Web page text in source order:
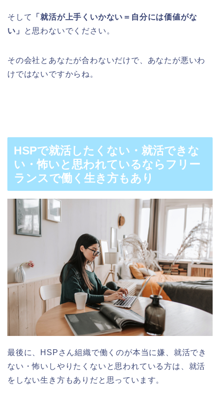
そして
「就活が上手くいかない＝自分には価値がな
い」
と思わないでください。
その会社とあなたが合わないだけで、あなたが悪いわ
けではないですからね。
HSPで就活したくない・就活できな
い・怖いと思われているならフリー
ランスで働く生き方もあり
最後に、HSPさん組織で働くのが本当に嫌、就活でき
ない・怖いしやりたくないと思われている方は、就活
をしない生き方もありだと思っています。